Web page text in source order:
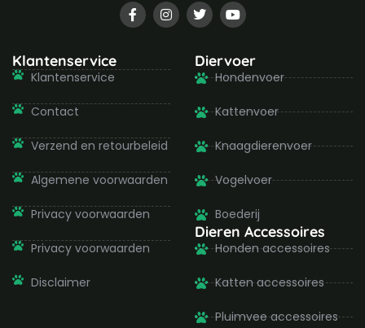
F
a
c
o
I
n
s
g
T
w
i
t
e
r
Y
o
u
u
b
e
Klantenservice
Klantenservice
Contact
Verzend en retourbeleid
Algemene voorwaarden
Privacy voorwaarden
Privacy voorwaarden
Disclaimer
Diervoer
Hondenvoer
Kattenvoer
Knaagdierenvoer
Vogelvoer
Boederij
Dieren Accessoires
Honden accessoires
Katten accessoires
Pluimvee accessoires